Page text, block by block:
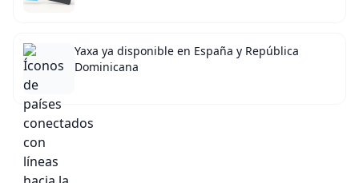
Yaxa ya disponible en España y República
Dominicana